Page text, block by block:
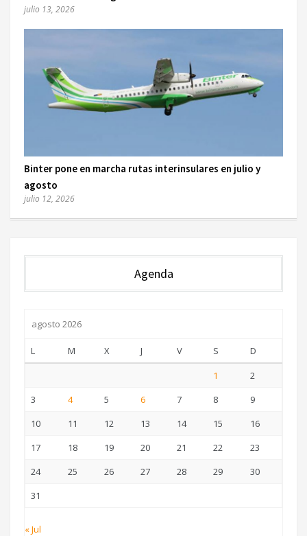
julio 13, 2026
Binter pone en marcha rutas interinsulares en julio y
agosto
julio 12, 2026
Agenda
agosto 2026
L M X J V S
D
1
2
3
4 5 6 7 8
9
10
11 12 13 14 15
16
17
18 19 20 21 22
23
24
25 26 27 28 29
30
31
« Jul